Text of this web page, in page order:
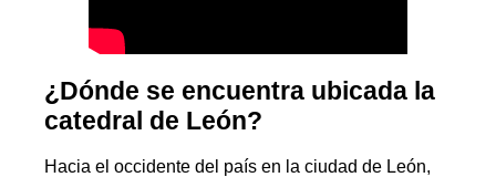
¿Dónde se encuentra ubicada la
catedral de León?
Hacia el occidente del país en la ciudad de León,